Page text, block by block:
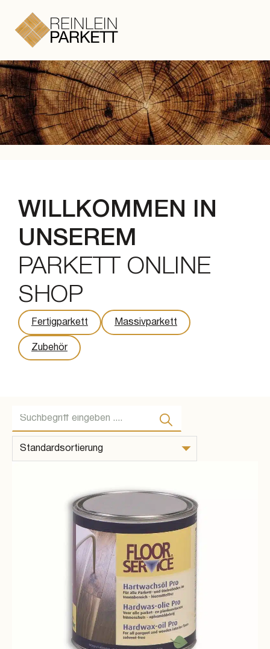
Zum Hauptinhalt springen
Zum Footer springen
WILLKOMMEN IN
UNSEREM
PARKETT ONLINE
SHOP
Fertigparkett Massivparkett
Zubehör
Suche ...